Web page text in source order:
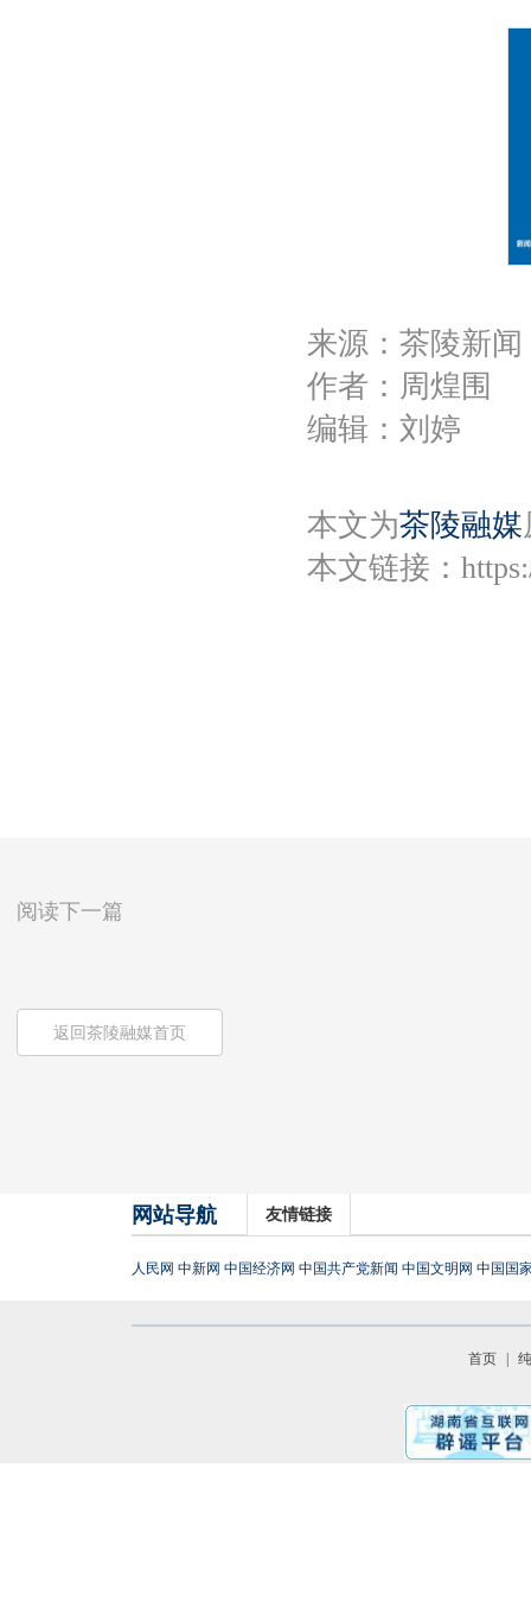
来源：茶陵新闻
作者：周煌围
编辑：刘婷
本文为茶陵融媒
本文链接：
阅读下一篇
返回茶陵融媒首页
网站导航 友情链接
人民网 中新网 中国经济网 中国共产党新闻 中国文明网 中国国
首页